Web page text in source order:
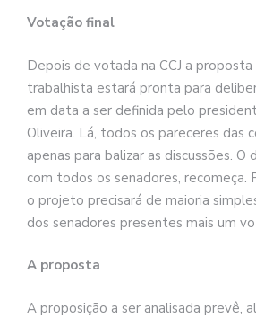
Votação final
Depois de votada na CCJ a
trabalhista estará pronta para
em data a ser definida pelo
Oliveira. Lá, todos os pareceres das
apenas para balizar as discussões.
com todos os senadores, recomeça.
o projeto precisará de maioria
dos senadores presentes mais um
A proposta
A proposição a ser analisada prevê,